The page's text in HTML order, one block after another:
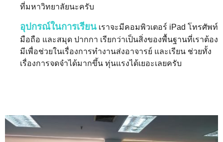
ที่มหาวิทยาลัยนะครับ
อุปกรณ์ในการเรียน เราจะมีคอมพิวเตอร์ iPad โทรศัพท์
มือถือ และสมุด ปากกา เรียกว่าเป็นสิ่งของพื้นฐานที่เราต้อง
มีเพื่อช่วยในเรื่องการทำงานส่งอาจารย์ และเรียน ช่วยทั้ง
เรื่องการจดจำได้มากขึ้น ทุ่นแรงได้เยอะเลยครับ